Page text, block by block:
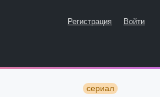
Регистрация Войти
сериал